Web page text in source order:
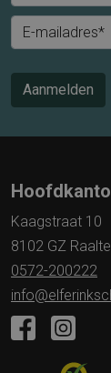
E-mailadres*
Aanmelden
Kaagstraat 10
8102 GZ Raalte
0572-200222